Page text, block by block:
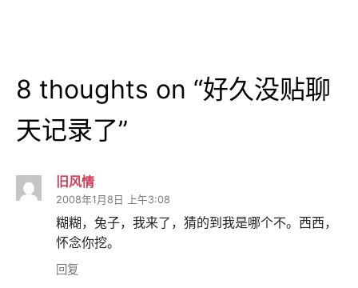
8 thoughts on “好久没贴聊
天记录了”
旧风情
2008年1月8日 上午3:08
糊糊，兔子，我来了，猜的到我是哪个不。西西，
怀念你挖。
回复